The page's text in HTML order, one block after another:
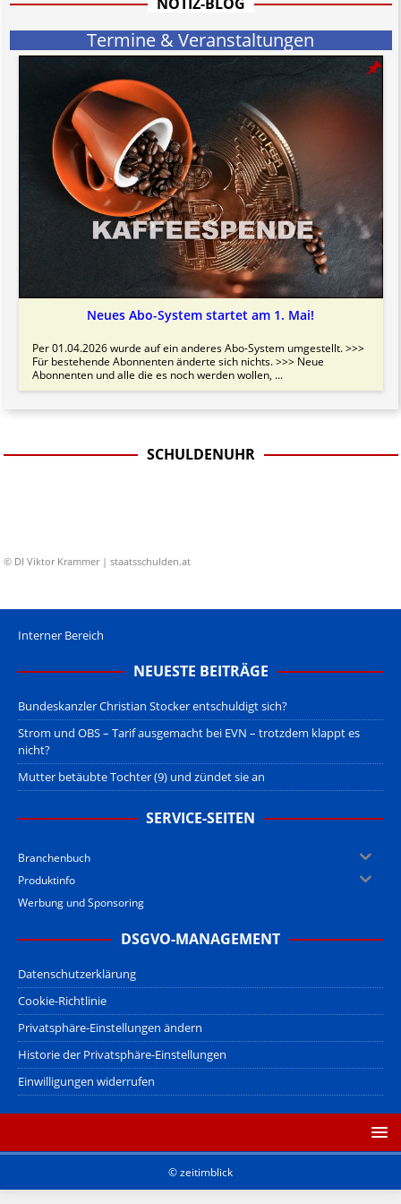
Termine & Veranstaltungen
Neues Abo-System startet am 1. Mai!
Per 01.04.2026 wurde auf ein anderes Abo-System umgestellt. >>>
Für bestehende Abonnenten änderte sich nichts. >>> Neue
Abonnenten und alle die es noch werden wollen, ...
SCHULDENUHR
© DI Viktor Krammer | staatsschulden.at
Interner Bereich
NEUESTE BEITRÄGE
Bundeskanzler Christian Stocker entschuldigt sich?
Strom und OBS – Tarif ausgemacht bei EVN – trotzdem klappt es
nicht?
Mutter betäubte Tochter (9) und zündet sie an
SERVICE-SEITEN
Branchenbuch
Produktinfo
Werbung und Sponsoring
DSGVO-MANAGEMENT
Datenschutzerklärung
Cookie-Richtlinie
Privatsphäre-Einstellungen ändern
Historie der Privatsphäre-Einstellungen
Einwilligungen widerrufen
© zeitimblick